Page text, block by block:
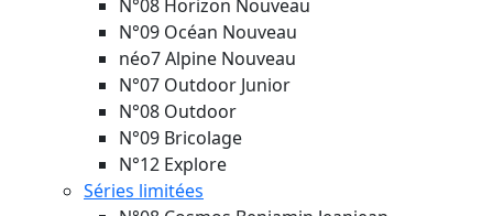
N°08 Horizon Nouveau
N°09 Océan Nouveau
néo7 Alpine Nouveau
N°07 Outdoor Junior
N°08 Outdoor
N°09 Bricolage
N°12 Explore
Séries limitées